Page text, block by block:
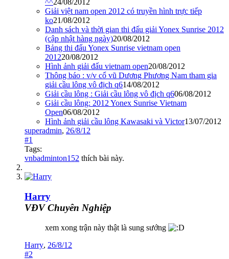
^^24/08/2012
Giải việt nam open 2012 có truyền hình trực tiếp
ko21/08/2012
Danh sách và thời gian thi đấu giải Yonex Sunrise 2012
(cập nhật hàng ngày)20/08/2012
Bảng thi đấu Yonex Sunrise vietnam open
201220/08/2012
Hình ảnh giải đấu vietnam open20/08/2012
Thông báo : v/v cổ vũ Dương Phương Nam tham gia
giải cầu lông vô địch q614/08/2012
Giải cầu lông : Giải cầu lông vô địch q606/08/2012
Giải cầu lông: 2012 Yonex Sunrise Vietnam
Open06/08/2012
Hình ảnh giải cầu lông Kawasaki và Victor13/07/2012
superadmin, 26/8/12
#1
Tags:
vnbadminton152 thích bài này.
Harry
VĐV Chuyên Nghiệp
xem xong trận này thật là sung sướng
Harry, 26/8/12
#2